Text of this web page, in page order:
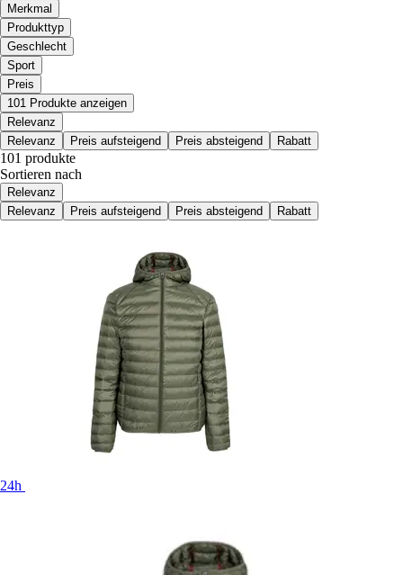
Merkmal
Produkttyp
Geschlecht
Sport
Preis
101 Produkte anzeigen
Relevanz
Relevanz
Preis aufsteigend Preis absteigend Rabatt
101 produkte
Sortieren nach
Relevanz
Relevanz
Preis aufsteigend Preis absteigend Rabatt
24h